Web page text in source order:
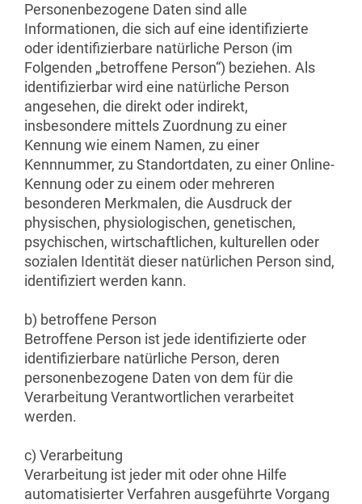
Personenbezogene Daten sind alle
Informationen, die sich auf eine identifizierte
oder identifizierbare natürliche Person (im
Folgenden „betroffene Person“) beziehen. Als
identifizierbar wird eine natürliche Person
angesehen, die direkt oder indirekt,
insbesondere mittels Zuordnung zu einer
Kennung wie einem Namen, zu einer
Kennnummer, zu Standortdaten, zu einer Online-
Kennung oder zu einem oder mehreren
besonderen Merkmalen, die Ausdruck der
physischen, physiologischen, genetischen,
psychischen, wirtschaftlichen, kulturellen oder
sozialen Identität dieser natürlichen Person sind,
identifiziert werden kann.
b) betroffene Person
Betroffene Person ist jede identifizierte oder
identifizierbare natürliche Person, deren
personenbezogene Daten von dem für die
Verarbeitung Verantwortlichen verarbeitet
werden.
c) Verarbeitung
Verarbeitung ist jeder mit oder ohne Hilfe
automatisierter Verfahren ausgeführte Vorgang